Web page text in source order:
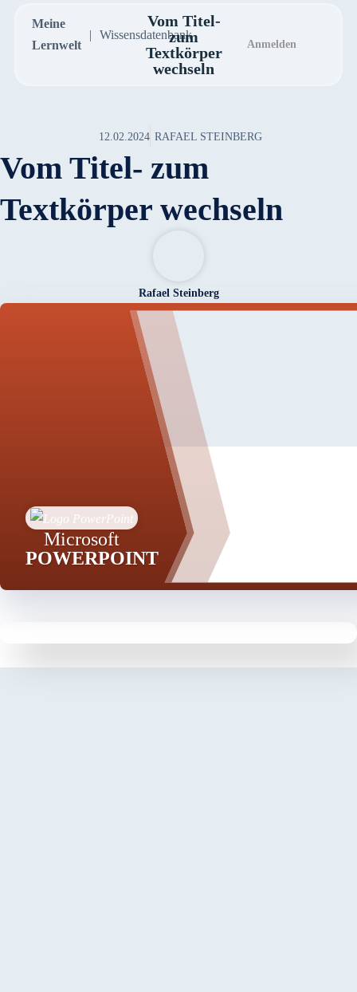
Meine
Lernwelt
Wissensdatenbank
Vom Titel-
zum
Textkörper
wechseln
Anmelden
12.02.2024 RAFAEL STEINBERG
Vom Titel- zum
Textkörper wechseln
Rafael Steinberg
Microsoft
POWERPOINT